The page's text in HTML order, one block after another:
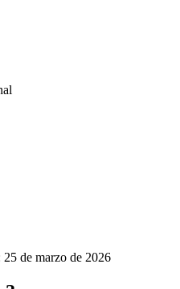
25 de marzo de 2026